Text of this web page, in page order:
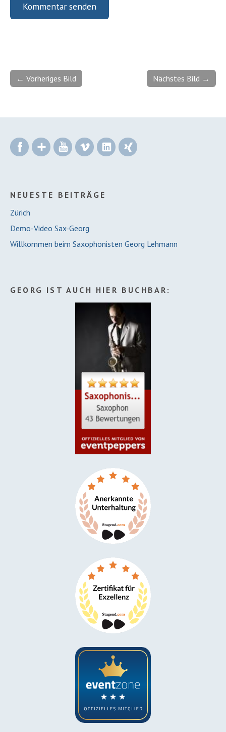
← Vorheriges Bild Nächstes Bild →
FacebookGoogle+YouTubeVimeo LinkedIn
NEUESTE BEITRÄGE
Zürich
Demo-Video Sax-Georg
Willkommen beim Saxophonisten Georg Lehmann
GEORG IST AUCH HIER BUCHBAR: